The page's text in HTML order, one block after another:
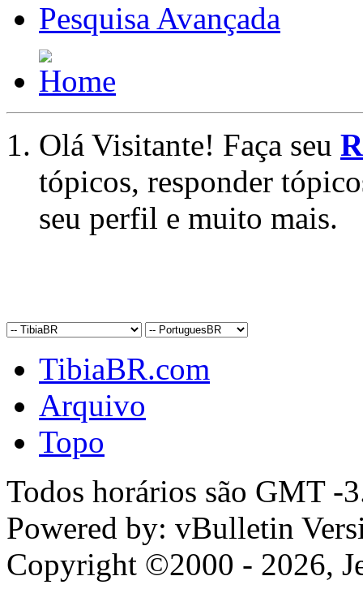
Pesquisa Avançada
Olá Visitante! Faça seu
tópicos, responder
seu perfil e muito mais.
TibiaBR.com
Arquivo
Topo
Todos horários são GMT -
Powered by: vBulletin
Copyright ©2000 - 2026,